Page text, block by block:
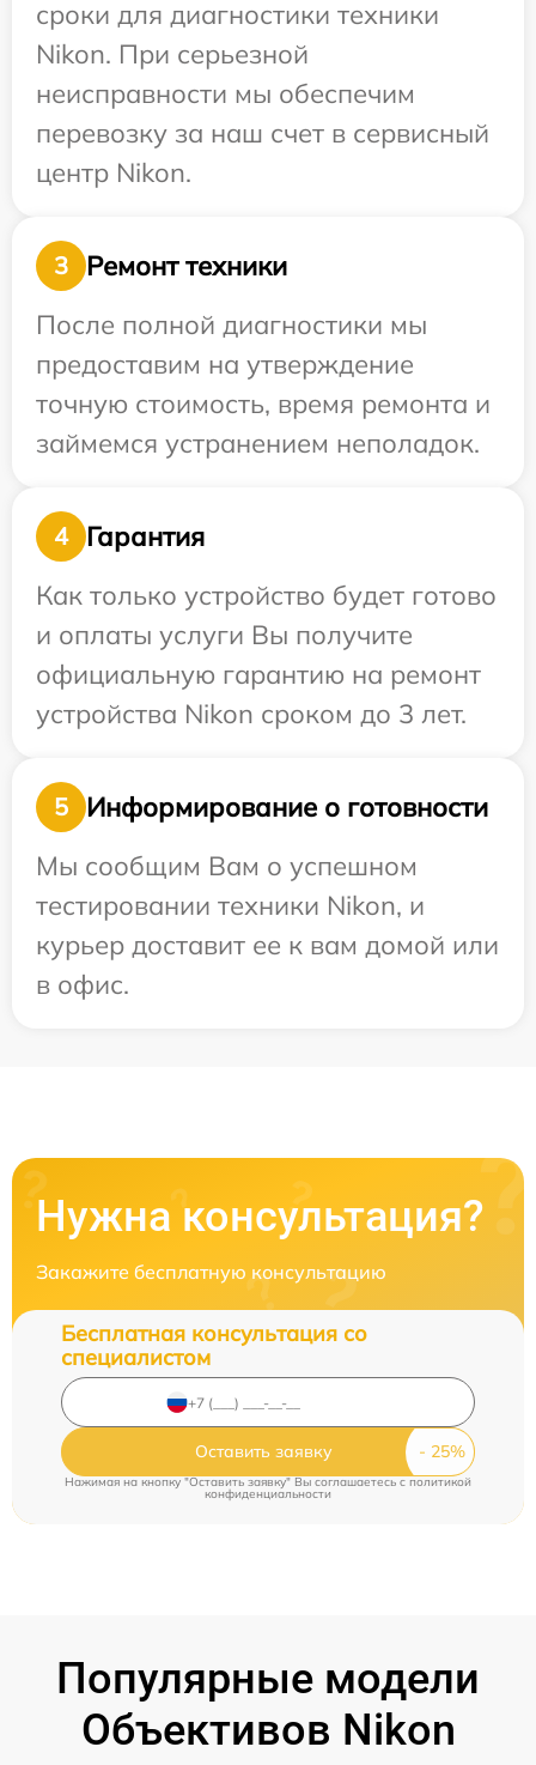
сроки для диагностики техники
Nikon. При серьезной
неисправности мы обеспечим
перевозку за наш счет в сервисный
центр Nikon.
3
Ремонт техники
После полной диагностики мы
предоставим на утверждение
точную стоимость, время ремонта и
займемся устранением неполадок.
4
Гарантия
Как только устройство будет готово
и оплаты услуги Вы получите
официальную гарантию на ремонт
устройства Nikon сроком до 3 лет.
5
Информирование о готовности
Мы сообщим Вам о успешном
тестировании техники Nikon, и
курьер доставит ее к вам домой или
в офис.
Нужна консультация?
Закажите бесплатную консультацию
Бесплатная консультация со
специалистом
Оставить заявку
Нажимая на кнопку "Оставить заявку" Вы соглашаетесь cполитикой
конфиденциальности
Популярные модели
Объективов Nikon